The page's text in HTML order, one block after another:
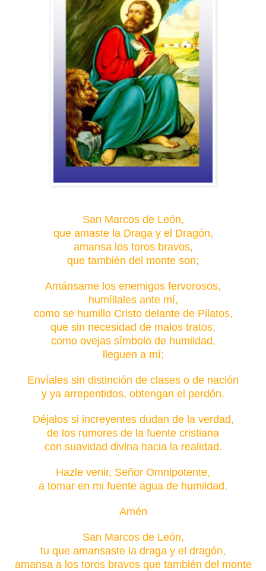
San Marcos de León,
que amaste la Draga y el Dragón,
amansa los toros bravos,
que también del monte son;
Amánsame los enemigos fervorosos,
humíllales ante mí,
como se humillo Cristo delante de Pilatos,
que sin necesidad de malos tratos,
como ovejas símbolo de humildad,
lleguen a mí;
Envíales sin distinción de clases o de nación
y ya arrepentidos, obtengan el perdón.
Déjalos si increyentes dudan de la verdad,
de los rumores de la fuente cristiana
con suavidad divina hacia la realidad.
Hazle venir, Señor Omnipotente,
a tomar en mi fuente agua de humildad.
Amén
San Marcos de León,
tu que amansaste la draga y el dragón,
amansa a los toros bravos que también del monte